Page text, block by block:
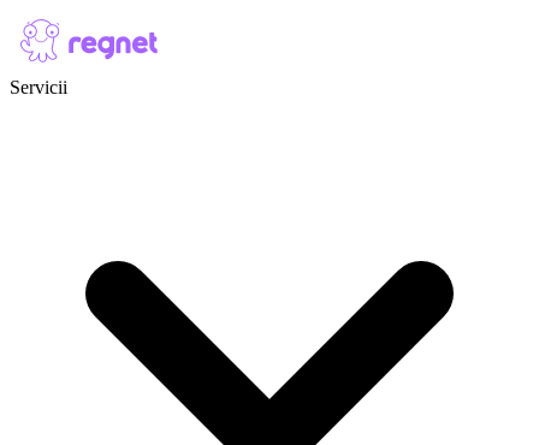
Skip to content
Servicii